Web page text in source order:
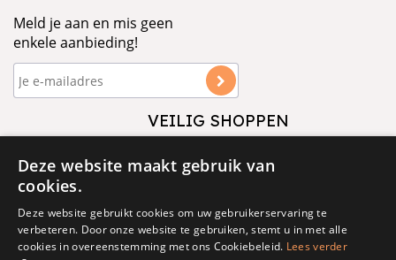
Meld je aan en mis geen
enkele aanbieding!
VEILIG SHOPPEN
Deze website maakt gebruik van
cookies.
Deze website gebruikt cookies om uw gebruikerservaring te
verbeteren. Door onze website te gebruiken, stemt u in met alle
cookies in overeenstemming met ons Cookiebeleid. Lees verder